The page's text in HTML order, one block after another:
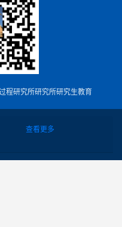
程研究所研究所研究生教育
更多